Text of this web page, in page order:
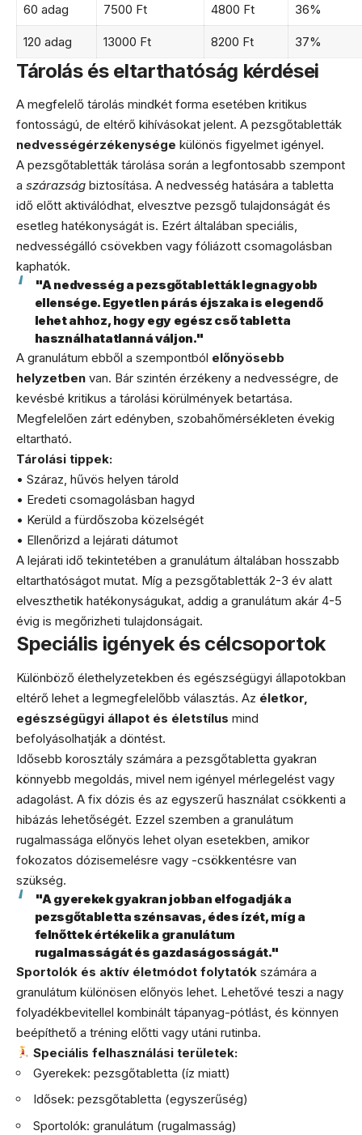
60 adag 7500 Ft 4800 Ft 36%
120 adag 13000 Ft 8200 Ft 37%
Tárolás és eltarthatóság kérdései
A megfelelő tárolás mindkét forma esetében kritikus
fontosságú, de eltérő kihívásokat jelent. A pezsgőtabletták
nedvességérzékenysége különös figyelmet igényel.
A pezsgőtabletták tárolása során a legfontosabb szempont
a szárazság biztosítása. A nedvesség hatására a tabletta
idő előtt aktiválódhat, elvesztve pezsgő tulajdonságát és
esetleg hatékonyságát is. Ezért általában speciális,
nedvességálló csövekben vagy fóliázott csomagolásban
kaphatók.
"A nedvesség a pezsgőtabletták legnagyobb
ellensége. Egyetlen párás éjszaka is elegendő
lehet ahhoz, hogy egy egész cső tabletta
használhatatlanná váljon."
A granulátum ebből a szempontból előnyösebb
helyzetben van. Bár szintén érzékeny a nedvességre, de
kevésbé kritikus a tárolási körülmények betartása.
Megfelelően zárt edényben, szobahőmérsékleten évekig
eltartható.
Tárolási tippek:
• Száraz, hűvös helyen tárold
• Eredeti csomagolásban hagyd
• Kerüld a fürdőszoba közelségét
• Ellenőrizd a lejárati dátumot
A lejárati idő tekintetében a granulátum általában hosszabb
eltarthatóságot mutat. Míg a pezsgőtabletták 2-3 év alatt
elveszthetik hatékonyságukat, addig a granulátum akár 4-5
évig is megőrizheti tulajdonságait.
Speciális igények és célcsoportok
Különböző élethelyzetekben és egészségügyi állapotokban
eltérő lehet a legmegfelelőbb választás. Az életkor,
egészségügyi állapot és életstílus mind
befolyásolhatják a döntést.
Idősebb korosztály számára a pezsgőtabletta gyakran
könnyebb megoldás, mivel nem igényel mérlegelést vagy
adagolást. A fix dózis és az egyszerű használat csökkenti a
hibázás lehetőségét. Ezzel szemben a granulátum
rugalmassága előnyös lehet olyan esetekben, amikor
fokozatos dózisemelésre vagy -csökkentésre van
szükség.
"A gyerekek gyakran jobban elfogadják a
pezsgőtabletta szénsavas, édes ízét, míg a
felnőttek értékelik a granulátum
rugalmasságát és gazdaságosságát."
Sportolók és aktív életmódot folytatók számára a
granulátum különösen előnyös lehet. Lehetővé teszi a nagy
folyadékbevitellel kombinált tápanyag-pótlást, és könnyen
beépíthető a tréning előtti vagy utáni rutinba.
Speciális felhasználási területek:
Gyerekek: pezsgőtabletta (íz miatt)
Idősek: pezsgőtabletta (egyszerűség)
Sportolók: granulátum (rugalmasság)